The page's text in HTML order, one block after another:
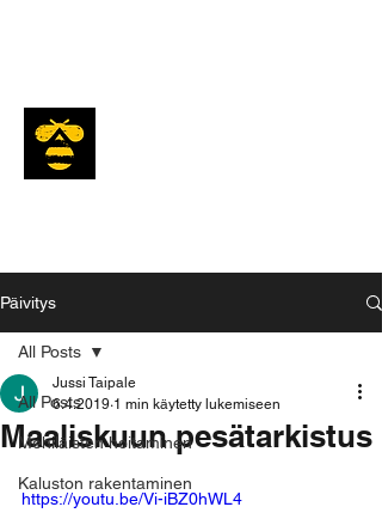
Päivitys
All Posts
Mehiläisten hoitaminen
Kaluston rakentaminen
All Posts
Maaliskuun pesätarkistus
Jussi Taipale
6.4.2019 1 min käytetty lukemiseen
https://youtu.be/Vi-iBZ0hWL4